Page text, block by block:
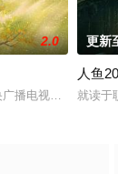
进士科三元及第
2.0
广播电视总台农业
更新
人鱼
就读于